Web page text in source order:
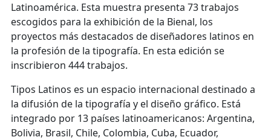
Latinoamérica. Esta muestra presenta 73 trabajos
escogidos para la exhibición de la Bienal, los
proyectos más destacados de diseñadores latinos en
la profesión de la tipografía. En esta edición se
inscribieron 444 trabajos.
Tipos Latinos es un espacio internacional destinado a
la difusión de la tipografía y el diseño gráfico. Está
integrado por 13 países latinoamericanos: Argentina,
Bolivia, Brasil, Chile, Colombia, Cuba, Ecuador,